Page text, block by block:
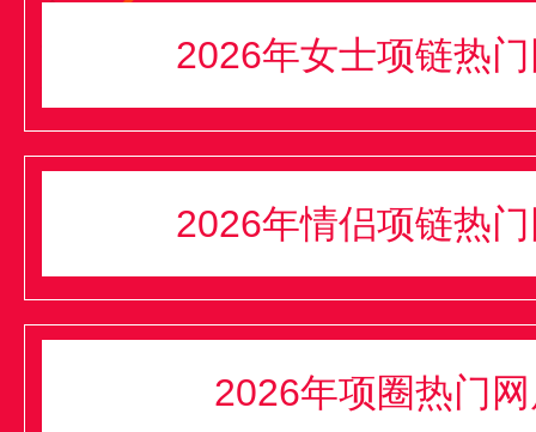
2026年女士项链热
2026年情侣项链热
2026年项圈热门